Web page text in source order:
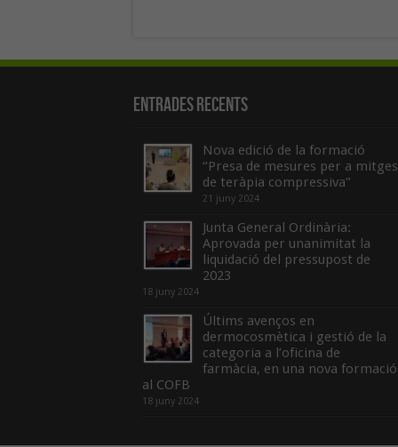
Entrades recents
Nova edició de la formació
“Presa de mesures per a mitges
de teràpia compressiva”
21 juny 2024
Junta General Ordinària:
Aprovada per unanimitat la
liquidació del pressupost de
2023
18 juny 2024
Últims avenços en
dermocosmètica i gestió de la
categoria a l’oficina de
farmàcia, en una nova formació
al COFB
18 juny 2024